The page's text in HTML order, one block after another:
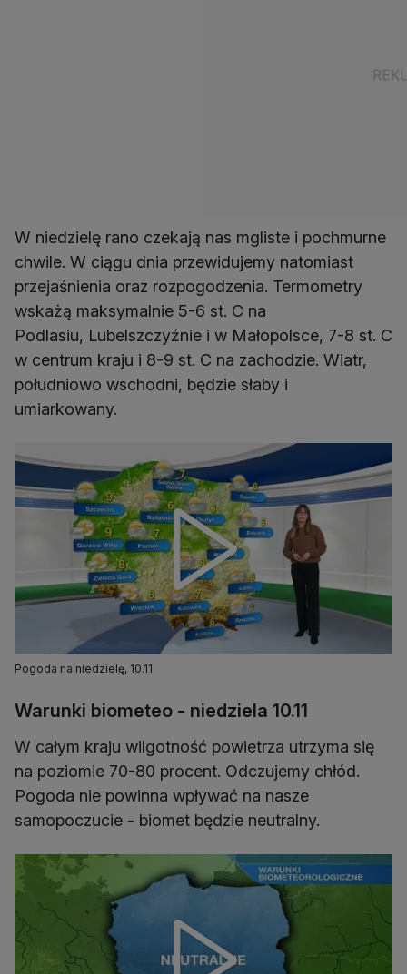
W niedzielę rano czekają nas mgliste i pochmurne
chwile. W ciągu dnia przewidujemy natomiast
przejaśnienia oraz rozpogodzenia. Termometry
wskażą maksymalnie 5-6 st. C na
Podlasiu, Lubelszczyźnie i w Małopolsce, 7-8 st. C
w centrum kraju i 8-9 st. C na zachodzie. Wiatr,
południowo wschodni, będzie słaby i
umiarkowany.
Pogoda na niedzielę, 10.11
Warunki biometeo - niedziela 10.11
W całym kraju wilgotność powietrza utrzyma się
na poziomie 70-80 procent. Odczujemy chłód.
Pogoda nie powinna wpływać na nasze
samopoczucie - biomet będzie neutralny.